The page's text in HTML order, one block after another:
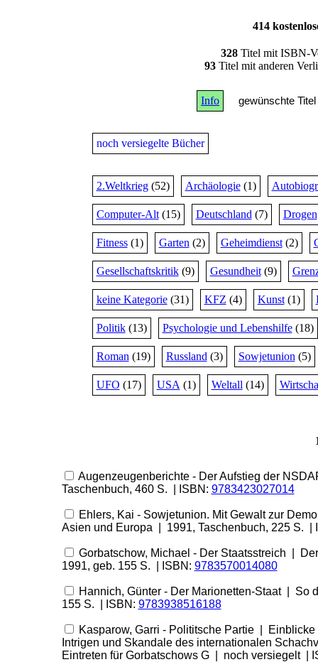
414
328 Titel mit ISBN-
93Titel mit anderen
Info gewünschte
noch versiegelte Bücher
2.Weltkrieg(52) Archäologie(1)
Computer-Alt(15) Deutschland (7) Drogen
Fitness(1) Garten (2) Geheimdienst(2)
Gesellschaftskritik(9) Gesundheit(9)
keine Kategorie(31) KFZ (4) Kunst(1)
Politik(13) Psychologie und Lebenshilfe(18)
Roman (19) Russland (3) Sowjetunion (5)
UFO (17) USA (1) Weltall (14)
Augenzeugenberichte - Der Aufstieg der
Taschenbuch, 460 S. | ISBN: 9783423027014
Ehlers, Kai - Sowjetunion. Mit Gewalt zur
Asien und Europa | 1991, Taschenbuch, 225 S. |
Gorbatschow, Michael - Der Staatsstreich |
1991, geb. 155 S. | ISBN: 9783570014080
Hannich, Günter - Der Marionetten-Staat | So
155 S. | ISBN: 9783938516188
Kasparow, Garri - Polititsche Partie |
Intrigen und Skandale des internationalen
Eintreten für Gorbatschows G | noch versiegelt |